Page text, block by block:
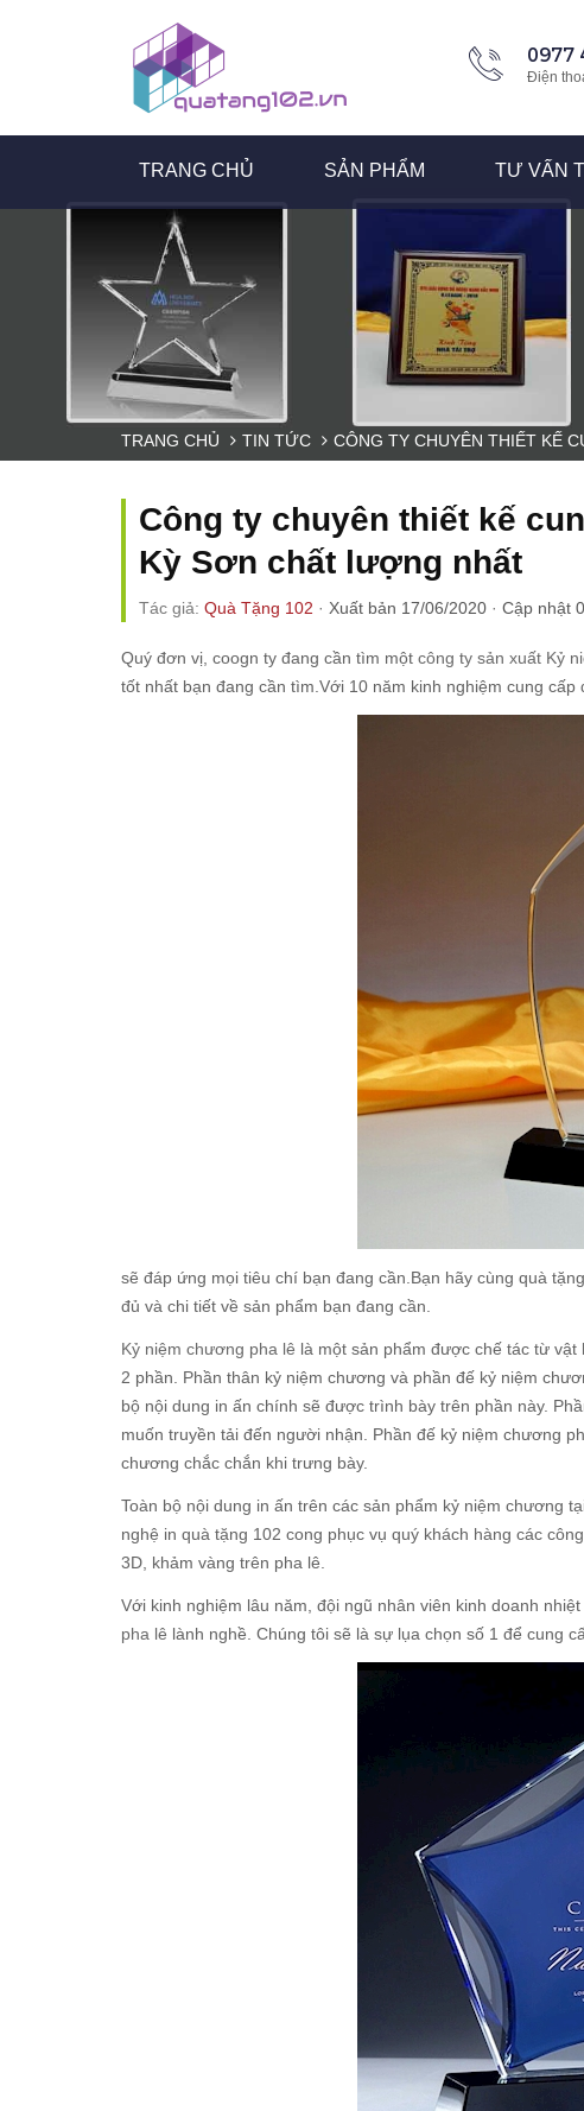
0977
Điện
TRANG CHỦ SẢN PHẨM TƯ VẤN
TRANG CHỦ TIN TỨC CÔNG TY CHUYÊN THIẾT KẾ
Công ty chuyên thiết kế
Kỳ Sơn chất lượng nhất
Tác giả: Quà Tặng 102 · Xuất bản 17/06/2020 · Cập nhật
Quý đơn vị, coogn ty đang cần tìm một công ty sản xuất Kỷ
tốt nhất bạn đang cần tìm.Với 10 năm kinh nghiệm cung cấp
sẽ đáp ứng mọi tiêu chí bạn đang cần.Bạn hãy cùng quà
đủ và chi tiết về sản phẩm bạn đang cần.
Kỷ niệm chương pha lê là một sản phẩm được chế tác từ vật
2 phần. Phần thân kỷ niệm chương và phần đế kỷ niệm
bộ nội dung in ấn chính sẽ được trình bày trên phần này.
muốn truyền tải đến người nhận. Phần đế kỷ niệm chương
chương chắc chắn khi trưng bày.
Toàn bộ nội dung in ấn trên các sản phẩm kỷ niệm chương
nghệ in quà tặng 102 cong phục vụ quý khách hàng các
3D, khảm vàng trên pha lê.
Với kinh nghiệm lâu năm, đội ngũ nhân viên kinh doanh
pha lê lành nghề. Chúng tôi sẽ là sự lụa chọn số 1 để cung